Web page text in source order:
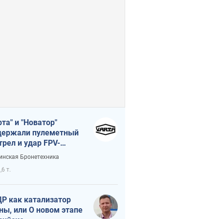
и "Новатор"
пулеметный
и удар FPV-
сохранив жизнь
Бронетехника
т.
как катализатор
или О новом этапе